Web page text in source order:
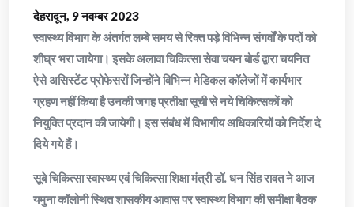
देहरादून, 9 नवम्बर 2023
स्वास्थ्य विभाग के अंतर्गत लम्बे समय से रिक्त पड़े विभिन्न संगर्वों के पदों को
शीघ्र भरा जायेगा। इसके अलावा चिकित्सा सेवा चयन बोर्ड द्वारा चयनित
ऐसे असिस्टेंट प्रोफेसरों जिन्होंने विभिन्न मेडिकल कॉलेजों में कार्यभार
ग्रहण नहीं किया है उनकी जगह प्रतीक्षा सूची से नये चिकित्सकों को
नियुक्ति प्रदान की जायेगी। इस संबंध में विभागीय अधिकारियों को निर्देश दे
दिये गये हैं।
सूबे चिकित्सा स्वास्थ्य एवं चिकित्सा शिक्षा मंत्री डॉ. धन सिंह रावत ने आज
यमुना कॉलोनी स्थित शासकीय आवास पर स्वास्थ्य विभाग की समीक्षा बैठक